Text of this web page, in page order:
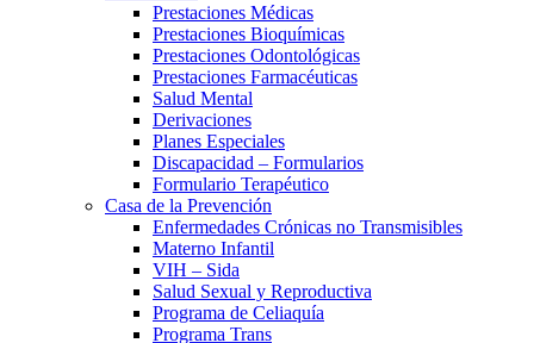
Prestaciones Médicas
Prestaciones Bioquímicas
Prestaciones Odontológicas
Prestaciones Farmacéuticas
Salud Mental
Derivaciones
Planes Especiales
Discapacidad – Formularios
Formulario Terapéutico
Casa de la Prevención
Enfermedades Crónicas no Transmisibles
Materno Infantil
VIH – Sida
Salud Sexual y Reproductiva
Programa de Celiaquía
Programa Trans